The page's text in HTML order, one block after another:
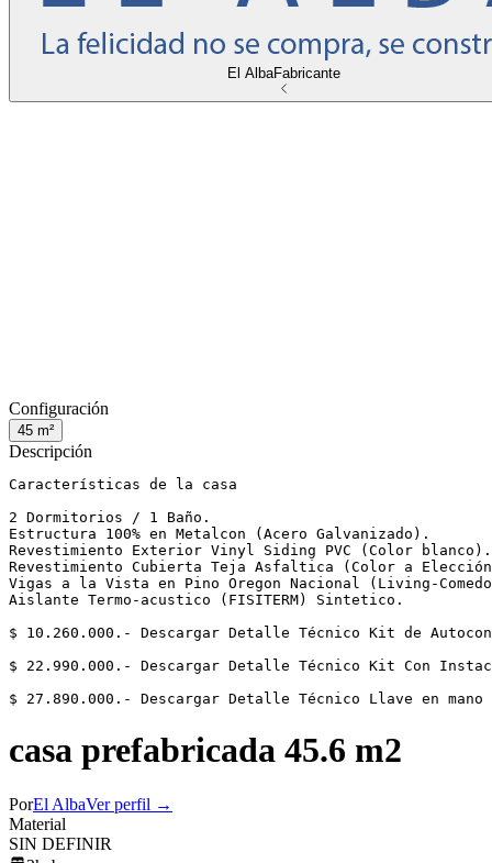
El AlbaFabricante
Configuración
45 m²
Descripción
Características de la casa
2 Dormitorios / 1 Baño.
Estructura 100% en Metalcon (Acero Galvanizado).
Revestimiento Exterior Vinyl Siding PVC (Color blanco).
Revestimiento Cubierta Teja Asfaltica (Color a
Vigas a la Vista en Pino Oregon Nacional (Living-
Aislante Termo-acustico (FISITERM) Sintetico.
$ 10.260.000.- Descargar Detalle Técnico Kit de
$ 22.990.000.- Descargar Detalle Técnico Kit Con
$ 27.890.000.- Descargar Detalle Técnico Llave en mano
casa prefabricada 45.6 m2
PorEl AlbaVer perfil →
Material
SIN DEFINIR